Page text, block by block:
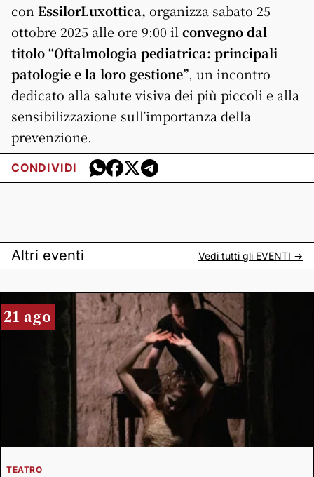
con EssilorLuxottica, organizza sabato 25
ottobre 2025 alle ore 9:00 il convegnodal
titolo “Oftalmologia pediatrica: principali
patologie e la loro gestione”, un incontro
dedicato alla salute visiva dei più piccoli e alla
sensibilizzazione sull’importanza della
prevenzione.
CONDIVIDI
Altri eventi Vedi tutti gli EVENTI ->
21 ago
TEATRO